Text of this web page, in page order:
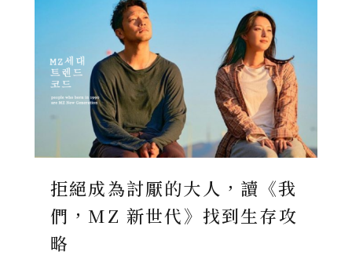
拒絕成為討厭的大人，讀《我
們，MZ 新世代》找到生存攻
略